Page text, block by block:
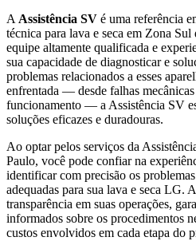
AAssistência SV é uma referência
técnica para lava e seca em Zona Sul
equipe altamente qualificada e
sua capacidade de diagnosticar e
problemas relacionados a esses
enfrentada — desde falhas
funcionamento — a Assistência SV
soluções eficazes e duradouras.
Ao optar pelos serviços da
Paulo, você pode confiar na
identificar com precisão os
adequadas para sua lava e seca LG.
transparência em suas operações,
informados sobre os procedimentos
custos envolvidos em cada etapa do